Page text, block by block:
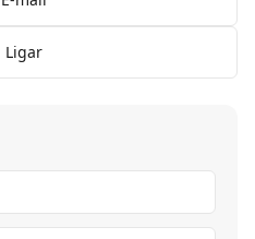
Ligar